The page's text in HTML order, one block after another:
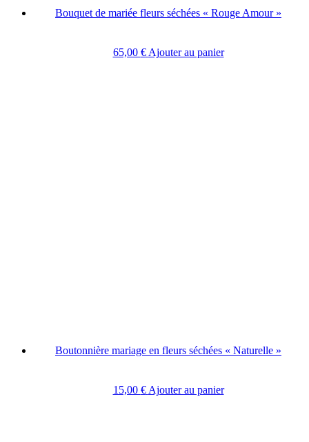
Bouquet de mariée fleurs séchées « Rouge Amour »
65,00 € Ajouter au panier
Boutonnière mariage en fleurs séchées « Naturelle »
15,00 € Ajouter au panier